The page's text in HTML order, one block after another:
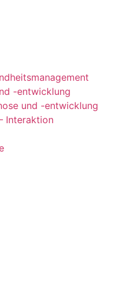
-entwicklung
und -entwicklung
Interaktion